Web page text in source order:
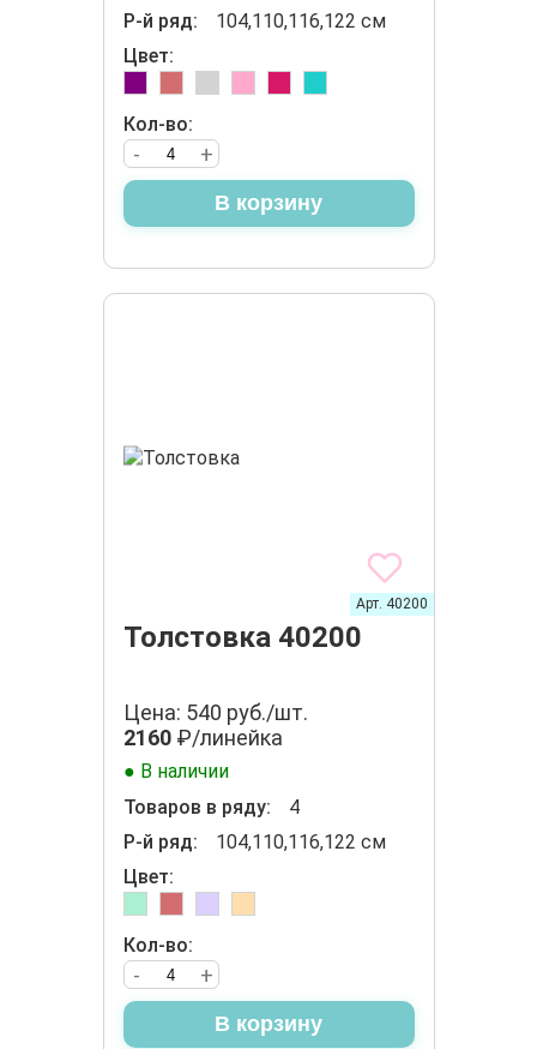
Р-й ряд:
104,110,116,122 см
Цвет:
Кол-во:
+
-
В корзину
Толстовка 40200
Арт. 40200
Цена: 540 руб./шт.
2160₽/линейка
● В наличии
Товаров в ряду:
4
Р-й ряд:
104,110,116,122 см
Цвет:
Кол-во:
+
-
В корзину